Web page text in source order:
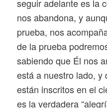
seguir adelante es la
nos abandona, y
prueba, nos
de la prueba
sabiendo que Él nos
está a nuestro lado, y
están inscritos en el
es la verdadera